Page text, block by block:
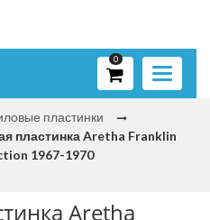
Toggle
0
пластинки
пластинка Aretha Franklin
1967-1970
Aretha